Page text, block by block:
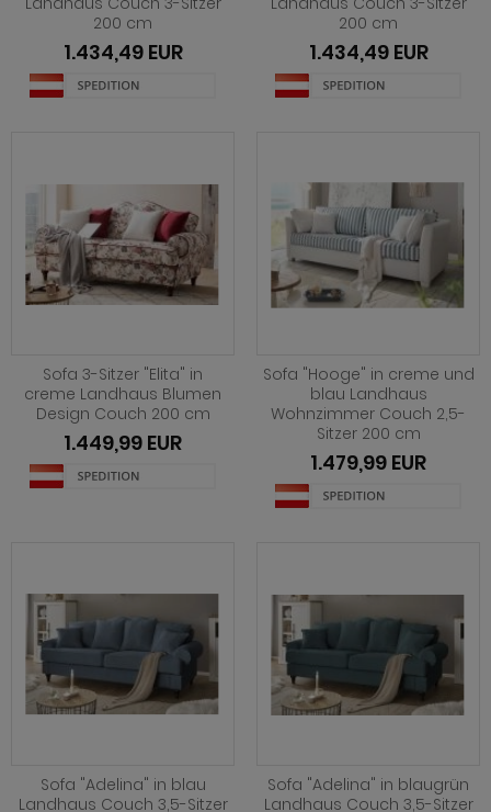
200 cm
1.434,49 EUR
200 cm
1.434,49 EUR
Sofa 3-Sitzer "Elita" in
creme Landhaus Blumen
Design Couch 200 cm
1.449,99 EUR
Sofa "Hooge" in creme und
blau Landhaus
Wohnzimmer Couch 2,5-
Sitzer 200 cm
1.479,99 EUR
Sofa "Adelina" in blau
Landhaus Couch 3,5-Sitzer
Sofa "Adelina" in blaugrün
Landhaus Couch 3,5-Sitzer